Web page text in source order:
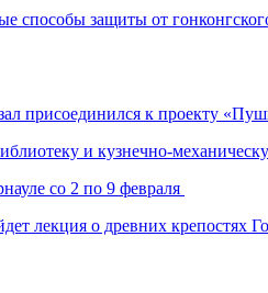
способы защиты от
присоединился к проекту
и кузнечно-
со 2 по 9 февраля
лекция о древних крепостях